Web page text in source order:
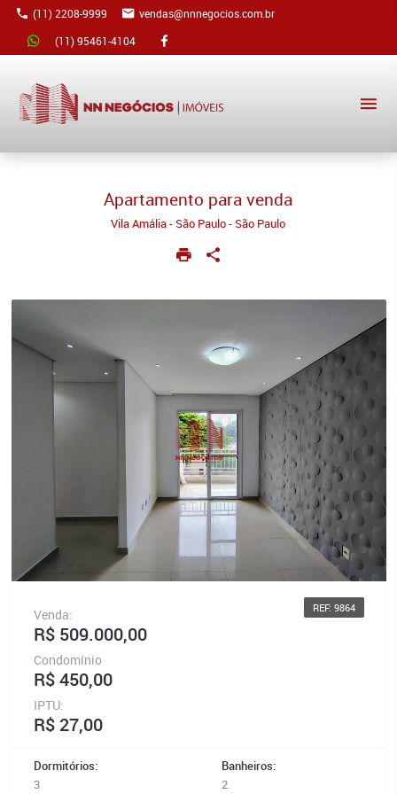
(11) 2208-9999
vendas@nnnegocios.com.br
(11) 95461-4104
Apartamento para venda
Vila Amália - São Paulo - São Paulo
REF: 9864
Venda:
R$ 509.000,00
Condomínio
R$ 450,00
IPTU:
R$ 27,00
Dormitórios:
3
Banheiros:
2